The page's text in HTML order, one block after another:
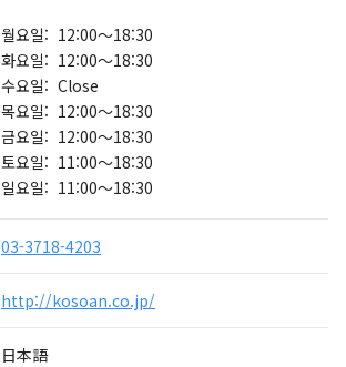
월요일: 12:00～18:30
화요일: 12:00～18:30
수요일: Close
목요일: 12:00～18:30
금요일: 12:00～18:30
토요일: 11:00～18:30
일요일: 11:00～18:30
03-3718-4203
http://kosoan.co.jp/
日本語